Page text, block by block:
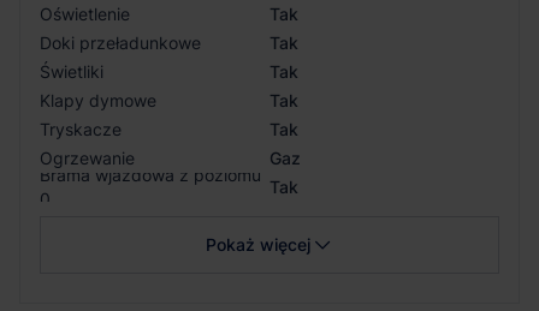
Oświetlenie
Tak
Doki przeładunkowe
Tak
Świetliki
Tak
Klapy dymowe
Tak
Tryskacze
Tak
Ogrzewanie
Gaz
Brama wjazdowa z poziomu
0
Tak
Pokaż więcej